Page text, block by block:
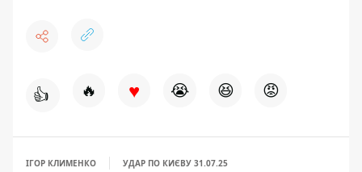
👍 🔥 ♥ 😭 😆 😡
ІГОР КЛИМЕНКО УДАР ПО КИЄВУ 31.07.25